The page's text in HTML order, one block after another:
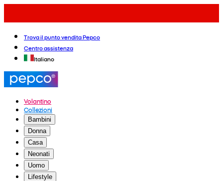
Trova il punto vendita Pepco
Centro assistenza
Italiano
Volantino
Collezioni
Bambini
Donna
Casa
Neonati
Uomo
Lifestyle